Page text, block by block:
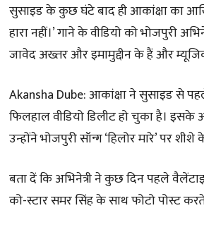
सुसाइड के कुछ घंटे बाद ही आकांक्षा का
हारा नहीं।’ गाने के वीडियो को भोजपुरी
जावेद अख्तर और इमामुद्दीन के हैं और म्यूजिक
Akansha Dube: आकांक्षा ने सुसाइड से
फिलहाल वीडियो डिलीट हो चुका है। इसके
उन्होंने भोजपुरी सॉन्ग ‘हिलोर मारे’ पर
बता दें कि अभिनेत्री ने कुछ दिन पहले
को-स्टार समर सिंह के साथ फोटो पोस्ट